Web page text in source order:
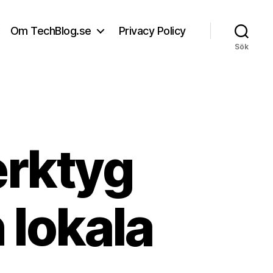
Om TechBlog.se Privacy Policy
Sök
lokala